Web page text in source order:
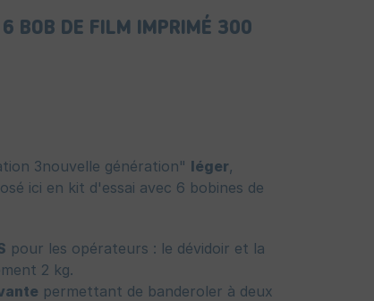
BOB DE FILM IMPRIMÉ 300
3nouvelle génération" léger,
ici en kit d'essai avec 6 bobines de
pour les opérateurs : le dévidoir et la
2 kg.
permettant de banderoler à deux